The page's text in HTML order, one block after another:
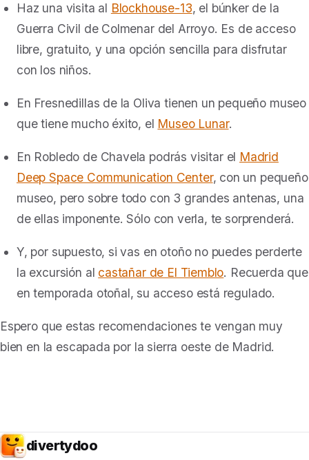
Haz una visita al Blockhouse-13, el búnker de la
Guerra Civil de Colmenar del Arroyo. Es de acceso
libre, gratuito, y una opción sencilla para disfrutar
con los niños.
En Fresnedillas de la Oliva tienen un pequeño museo
que tiene mucho éxito, el Museo Lunar.
En Robledo de Chavela podrás visitar el Madrid
Deep Space Communication Center, con un pequeño
museo, pero sobre todo con 3 grandes antenas, una
de ellas imponente. Sólo con verla, te sorprenderá.
Y, por supuesto, si vas en otoño no puedes perderte
la excursión al castañar de El Tiemblo. Recuerda que
en temporada otoñal, su acceso está regulado.
Espero que estas recomendaciones te vengan muy
bien en la escapada por la sierra oeste de Madrid.
divertydoo